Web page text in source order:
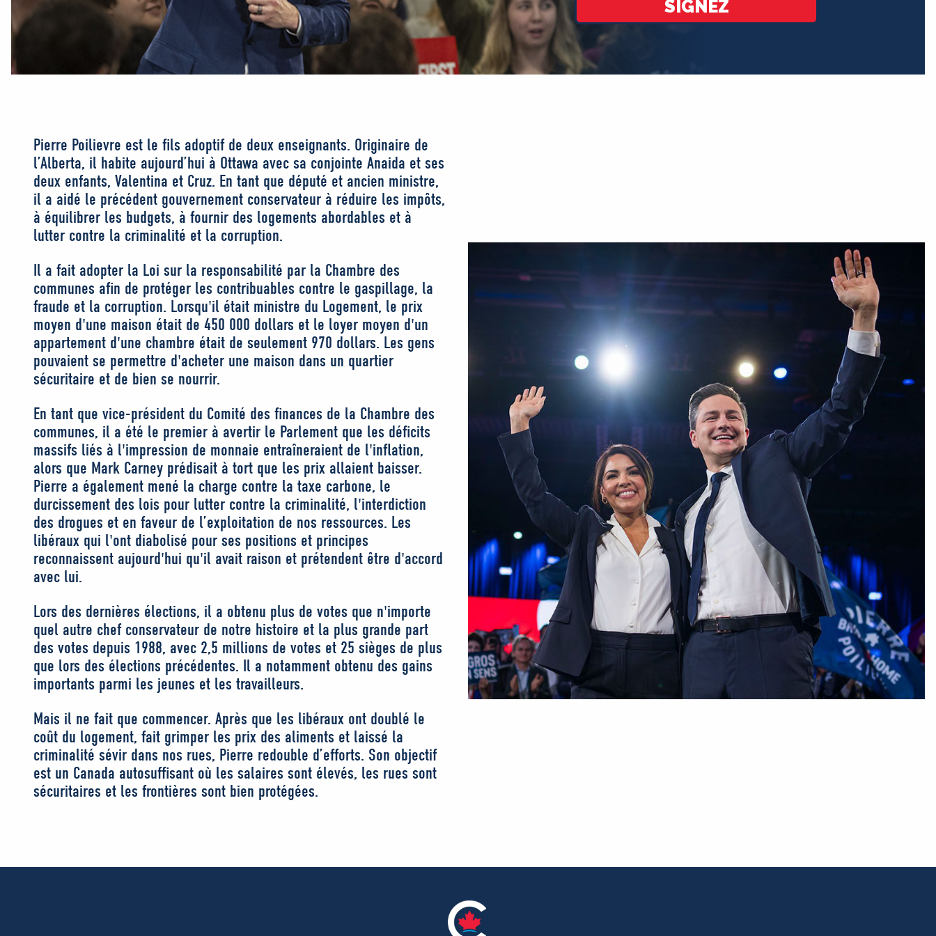
SIGNEZ
Pierre Poilievre est le fils adoptif de deux enseignants. Originaire de
l’Alberta, il habite aujourd’hui à Ottawa avec sa conjointe Anaida et ses
deux enfants, Valentina et Cruz. En tant que député et ancien ministre,
il a aidé le précédent gouvernement conservateur à réduire les impôts,
à équilibrer les budgets, à fournir des logements abordables et à
lutter contre la criminalité et la corruption.
Il a fait adopter la Loi sur la responsabilité par la Chambre des
communes afin de protéger les contribuables contre le gaspillage, la
fraude et la corruption. Lorsqu'il était ministre du Logement, le prix
moyen d'une maison était de 450 000 dollars et le loyer moyen d'un
appartement d'une chambre était de seulement 970 dollars. Les gens
pouvaient se permettre d'acheter une maison dans un quartier
sécuritaire et de bien se nourrir.
En tant que vice-président du Comité des finances de la Chambre des
communes, il a été le premier à avertir le Parlement que les déficits
massifs liés à l'impression de monnaie entraîneraient de l'inflation,
alors que Mark Carney prédisait à tort que les prix allaient baisser.
Pierre a également mené la charge contre la taxe carbone, le
durcissement des lois pour lutter contre la criminalité, l'interdiction
des drogues et en faveur de l’exploitation de nos ressources. Les
libéraux qui l'ont diabolisé pour ses positions et principes
reconnaissent aujourd'hui qu'il avait raison et prétendent être d'accord
avec lui.
Lors des dernières élections, il a obtenu plus de votes que n'importe
quel autre chef conservateur de notre histoire et la plus grande part
des votes depuis 1988, avec 2,5 millions de votes et 25 sièges de plus
que lors des élections précédentes. Il a notamment obtenu des gains
importants parmi les jeunes et les travailleurs.
Mais il ne fait que commencer. Après que les libéraux ont doublé le
coût du logement, fait grimper les prix des aliments et laissé la
criminalité sévir dans nos rues, Pierre redouble d’efforts. Son objectif
est un Canada autosuffisant où les salaires sont élevés, les rues sont
sécuritaires et les frontières sont bien protégées.